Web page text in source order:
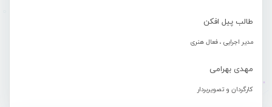
طالب پیل افکن
مدیر اجرایی ، فعال هنری
مهدی بهرامی
کارگردان و تصویربردار